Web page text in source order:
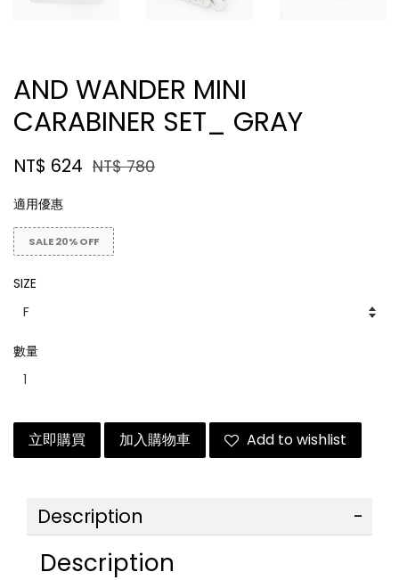
AND WANDER MINI
CARABINER SET_ GRAY
NT$ 624 NT$ 780
適用優惠
SALE 20% OFF
SIZE
數量
立即購買 加入購物車 Add to wishlist
Description
Description